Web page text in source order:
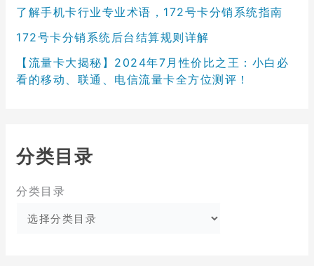
了解手机卡行业专业术语，172号卡分销系统指南
172号卡分销系统后台结算规则详解
【流量卡大揭秘】2024年7月性价比之王：小白必
看的移动、联通、电信流量卡全方位测评！
分类目录
分类目录